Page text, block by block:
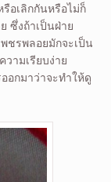
อเลิกกันหรือไม่ก็
ซึ่งถ้าเป็นฝ่าย
ชรพลอยมักจะเป็น
ามเรียบง่าย
อกมาว่าจะทำให้ดู